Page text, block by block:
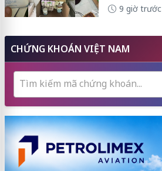
9 giờ trước
CHỨNG KHOÁN VIỆT NAM
Tìm kiếm mã chứng khoán...